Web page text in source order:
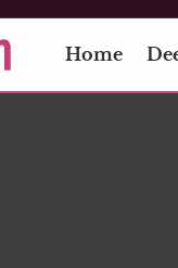
Home